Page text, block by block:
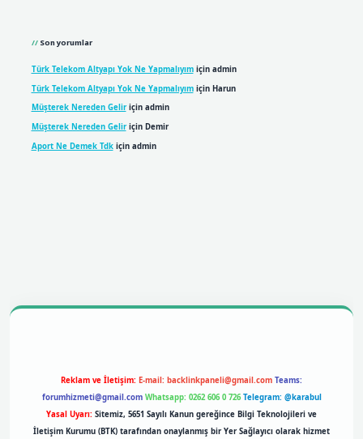
Son yorumlar
Türk Telekom Altyapı Yok Ne Yapmalıyımiçin admin
Türk Telekom Altyapı Yok Ne Yapmalıyımiçin Harun
Müşterek Nereden Geliriçin admin
Müşterek Nereden Geliriçin Demir
Aport Ne Demek Tdkiçin admin
Reklam ve İletişim: E-mail: backlinkpaneli@gmail.com Teams:
forumhizmeti@gmail.com Whatsapp: 0262 606 0 726 Telegram: @karabul
Yasal Uyarı: Sitemiz, 5651 Sayılı Kanun gereğince Bilgi Teknolojileri ve
İletişim Kurumu (BTK) tarafından onaylanmış bir Yer Sağlayıcı olarak hizmet